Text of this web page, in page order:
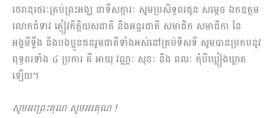
ថេរានុថេរៈគ្រប់ព្រះអង្ឃ ជាទីសក្ការៈ សូមប្រសិទ្ធពរជូន សម្តេច ឯកឧត្តម
លោកជំទាវ ភ្ញៀវកិត្តិយសជាតិ និងអន្តរជាតិ សមាជិក សមាជិកា នៃ
អង្គមីទ្ទីង និងបងប្អូនជនរួមជាតិទាំងអស់នៅគ្រប់ទិសទី សូមបានប្រកបនូវ
ពុទ្ធពរទាំង ៤ ប្រការ គឺ អាយុ វណ្ណៈ សុខៈ និង ពលៈ កុំបីឃ្លៀងឃ្លាត
ឡើយ។
សូមអរព្រះគុណ សូមអរគុណ!